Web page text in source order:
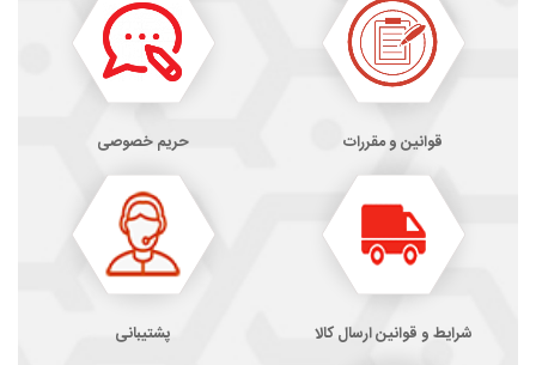
قوانین و مقررات حریم خصوصی
شرایط و قوانین ارسال کالا پشتیبانی